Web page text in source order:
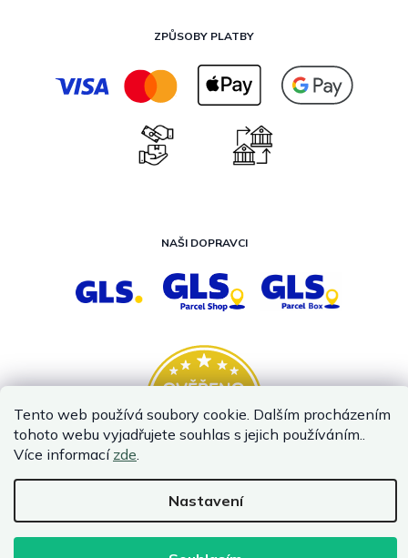
Tento web používá soubory cookie. Dalším procházením
tohoto webu vyjadřujete souhlas s jejich používáním..
Více informací zde.
Nastavení
ZPŮSOBY PLATBY
NAŠI DOPRAVCI
Vytvořil Shoptet